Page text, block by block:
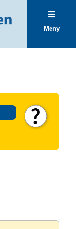
Meny